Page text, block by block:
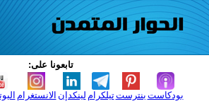
تابعونا على:
الانستغرام لينكدإن تيلكرامبنترست بودكاست